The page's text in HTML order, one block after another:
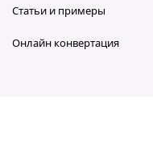
Статьи и примеры
Онлайн конвертация